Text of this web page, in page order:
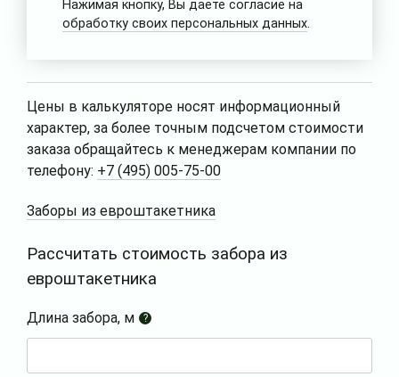
Нажимая кнопку, Вы даете согласие на
обработку своих персональных данных.
Цены в калькуляторе носят информационный
характер, за более точным подсчетом стоимости
заказа обращайтесь к менеджерам компании по
телефону: +7 (495) 005-75-00
Заборы из евроштакетника
Рассчитать стоимость забора из
евроштакетника
Длина забора, м ?